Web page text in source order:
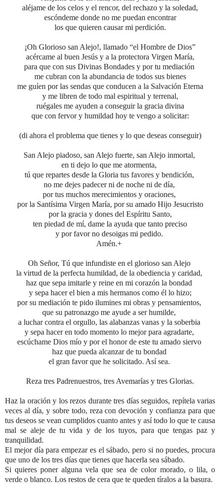
aléjame de los celos y el rencor, del rechazo y la soledad,
escóndeme donde no me puedan encontrar
los que quieren causar mi perdición.
¡Oh Glorioso san Alejo!, llamado “el Hombre de Dios”
acércame al buen Jesús y a la protectora Virgen María,
para que con sus Divinas Bondades y por tu mediación
me cubran con la abundancia de todos sus bienes
me guíen por las sendas que conducen a la Salvación Eterna
y me libren de todo mal espiritual y terrenal,
ruégales me ayuden a conseguirla gracia divina
que con fervor y humildad hoy te vengo a solicitar:
(di ahora el problema que tienes y lo que deseas conseguir)
San Alejo piadoso, san Alejo fuerte, san Alejo inmortal,
en ti dejo lo que me atormenta,
tú que repartes desde la Gloria tus favores y bendición,
no me dejes padecer ni de noche ni de día,
por tus muchos merecimientos y oraciones,
por la Santísima Virgen María, por su amado Hijo Jesucristo
por la gracia y dones del Espíritu Santo,
ten piedad de mí, dame la ayuda que tanto preciso
y por favor no desoigas mi pedido.
Amén.+
Oh Señor, Tú que infundiste en el glorioso san Alejo
la virtud de la perfecta humildad, de la obediencia y caridad,
haz que sepa imitarle y reine en mi corazón la bondad
y sepa hacer el bien a mis hermanos como él lo hizo;
por su mediación te pido ilumines mi obras y pensamientos,
que su patronazgo me ayude a ser humilde,
a luchar contra el orgullo, las alabanzas vanas y la soberbia
y sepa hacer en todo momento lo mejor para agradarte,
escúchame Dios mío y por el honor de este tu amado siervo
haz que pueda alcanzar de tu bondad
el gran favor que he solicitado. Así sea.
Reza tres Padrenuestros, tres Avemarías y tres Glorias.
Haz la oración y los rezos durante tres días seguidos, repítela varias
veces al día, y sobre todo, reza con devoción y confianza para que
tus deseos se vean cumplidos cuanto antes y así todo lo que te causa
mal se aleje de tu vida y de los tuyos, para que tengas paz y
tranquilidad.
El mejor día para empezar es el sábado, pero si no puedes, procura
que uno de los tres días que tienes que hacerla sea sábado.
Si quieres poner alguna vela que sea de color morado, o lila, o
verde o blanco. Los restos de cera que te queden tíralos a la basura.